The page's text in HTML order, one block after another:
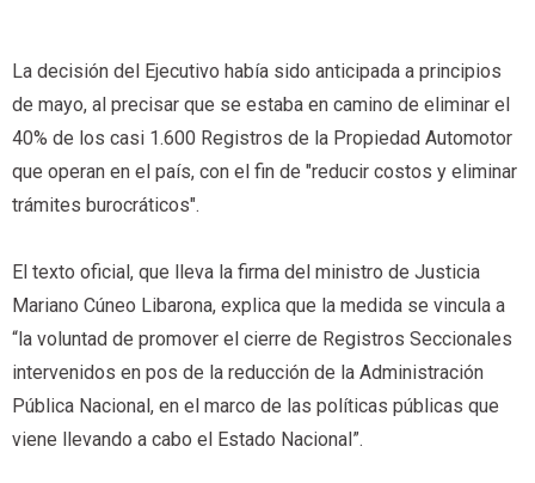
La decisión del Ejecutivo había sido anticipada a principios
de mayo, al precisar que se estaba en camino de eliminar el
40% de los casi 1.600 Registros de la Propiedad Automotor
que operan en el país, con el fin de "reducir costos y eliminar
trámites burocráticos".
El texto oficial, que lleva la firma del ministro de Justicia
Mariano Cúneo Libarona, explica que la medida se vincula a
“la voluntad de promover el cierre de Registros Seccionales
intervenidos en pos de la reducción de la Administración
Pública Nacional, en el marco de las políticas públicas que
viene llevando a cabo el Estado Nacional”.